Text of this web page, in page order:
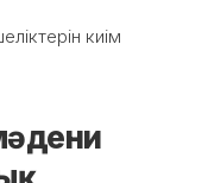
киім